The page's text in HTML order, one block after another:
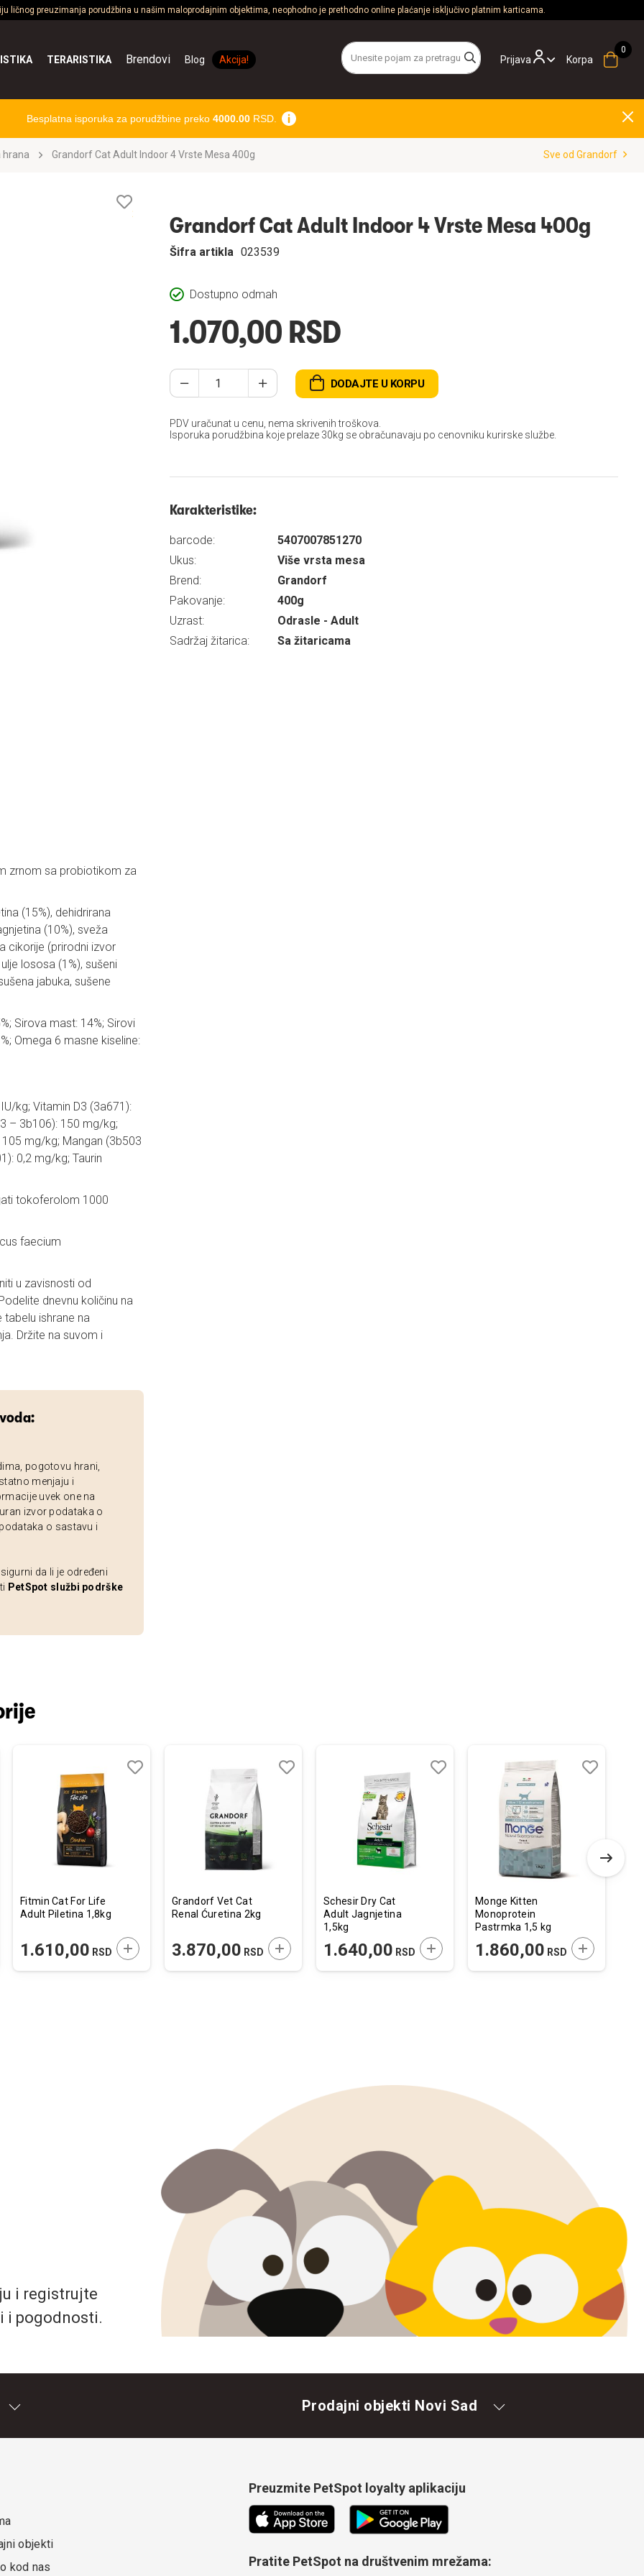
ličnog preuzimanja porudžbina u našim maloprodajnim objektima, neophodno je prethodno online plaćanje isključivo platnim karticama.
Prijava
TERARISTIKA Brendovi Blog Akcija! Korpa
Besplatna isporuka za porudžbine preko 4000.00RSD.
hrana Grandorf Cat Adult Indoor 4 Vrste Mesa 400g Sve od Grandorf
zrnom sa probiotikom za
(15%), dehidrirana
(10%), sveža
cikorije (prirodni izvor
lososa (1%), sušeni
jabuka, sušene
Sirova mast: 14%; Sirovi
Omega 6 masne kiseline:
kg; Vitamin D3 (3a671):
– 3b106): 150 mg/kg;
mg/kg; Mangan (3b503
0,2 mg/kg; Taurin
tokoferolom 1000
faecium
u zavisnosti od
dnevnu količinu na
ishrane na
Držite na suvom i
pogotovu hrani,
menjaju i
uvek one na
izvor podataka o
o sastavu i
da li je određeni
PetSpot službi podrške
želja
Grandorf Cat Adult Indoor 4 Vrste Mesa 400g
Dostupno odmah
Šifra artikla 023539
1.070,00 RSD
DODAJTE U KORPU
PDV uračunat u cenu, nema skrivenih troškova.
Isporuka porudžbina koje prelaze 30kg se obračunavaju po cenovniku kurirske službe.
Karakteristike:
barcode:
5407007851270
Ukus:
Više vrsta mesa
Brend:
Grandorf
Pakovanje:
400g
Uzrast:
Odrasle - Adult
Sadržaj žitarica:
Sa žitaricama
U KORPU
Fitmin Cat For Life
Adult Piletina 1,8kg
1.610,00 RSD DODAJTE U KORPU
Grandorf Vet Cat
Renal Ćuretina 2kg
3.870,00 RSD DODAJTE U KORPU
Schesir Dry Cat
Adult Jagnjetina
1,5kg
1.640,00 RSD DODAJTE U KORPU
Monge Kitten
Monoprotein
Pastrmka 1,5 kg
1.860,00 RSD DODAJTE U
i registrujte
i pogodnosti.
Prodajni objekti Novi Sad
objekti
kod nas
Preuzmite PetSpot loyalty aplikaciju
Pratite PetSpot na društvenim mrežama: